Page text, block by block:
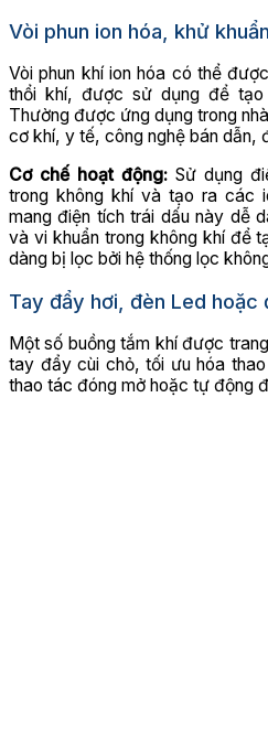
Vòi phun ion hóa, khử khuẩn
Vòi phun khí ion hóa có thể
thổi khí, được sử dụng để
Thường được ứng dụng trong
cơ khí, y tế, công nghệ bán dẫn,
Cơ chế hoạt động: Sử dụng
trong không khí và tạo ra các
mang điện tích trái dấu này dễ
và vi khuẩn trong không khí để
dàng bị lọc bởi hệ thống lọc
Tay đẩy hơi, đèn Led hoặc
Một số buồng tắm khí được
tay đẩy cùi chỏ, tối ưu hóa
thao tác đóng mở hoặc tự động